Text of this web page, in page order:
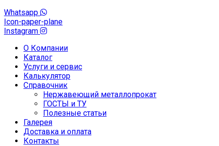
Whatsapp
Icon-paper-plane
Instagram
О Компании
Каталог
Услуги и сервис
Калькулятор
Справочник
Нержавеющий металлопрокат
ГОСТЫ и ТУ
Полезные статьи
Галерея
Доставка и оплата
Контакты